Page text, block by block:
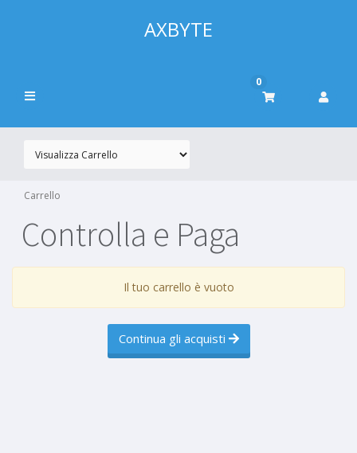
AXBYTE
0
Carrello
Controlla e Paga
Il tuo carrello è vuoto
Continua gli acquisti